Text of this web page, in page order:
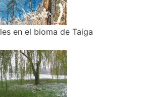
en el bioma de Taiga